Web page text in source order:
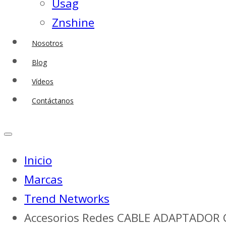
Usag
Znshine
Nosotros
Blog
Vídeos
Contáctanos
Inicio
Marcas
Trend Networks
Accesorios Redes CABLE